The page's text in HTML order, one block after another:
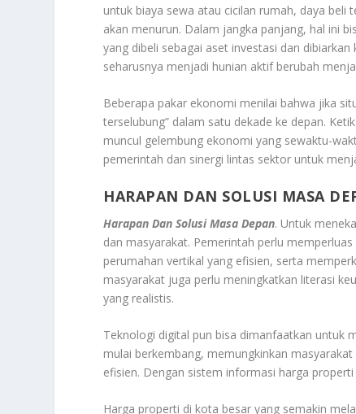
untuk biaya sewa atau cicilan rumah, daya beli
akan menurun. Dalam jangka panjang, hal ini
yang dibeli sebagai aset investasi dan
seharusnya menjadi hunian aktif berubah
Beberapa pakar ekonomi menilai bahwa jika
terselubung” dalam satu dekade ke depan.
muncul gelembung ekonomi yang sewaktu-
pemerintah dan sinergi lintas sektor untuk
HARAPAN DAN SOLUSI MASA
Harapan Dan Solusi Masa Depan. Untuk
dan masyarakat. Pemerintah perlu
perumahan vertikal yang efisien, serta
masyarakat juga perlu meningkatkan literasi
yang realistis.
Teknologi digital pun bisa dimanfaatkan untuk
mulai berkembang, memungkinkan
efisien. Dengan sistem informasi harga
Harga properti di kota besar yang semakin